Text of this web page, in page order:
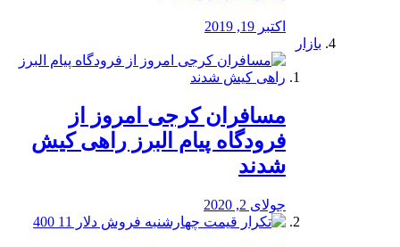
اکتبر 19, 2019
بازار
مسافران کرجی امروز از
فرودگاه پیام البرز راهی کیش
شدند
جولای 2, 2020